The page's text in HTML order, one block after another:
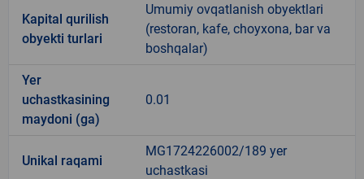
Kapital qurilish
obyekti turlari
Umumiy ovqatlanish obyektlari
(restoran, kafe, choyxona, bar va
boshqalar)
Yer
uchastkasining
maydoni (ga)
0.01
Unikal raqami
MG1724226002/189 yer
uchastkasi